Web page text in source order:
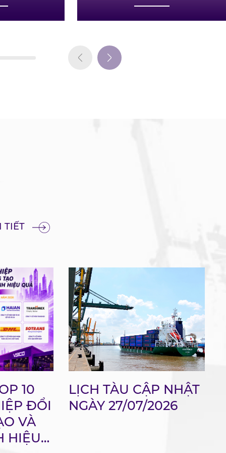
lý vận
Vsico Express - Hãng Vận Tải
tại Việt Nam.
TIẾT
10
ĐỔI
VÀ
HIỆU
LỊCH TÀU CẬP NHẬT
NGÀY 27/07/2026